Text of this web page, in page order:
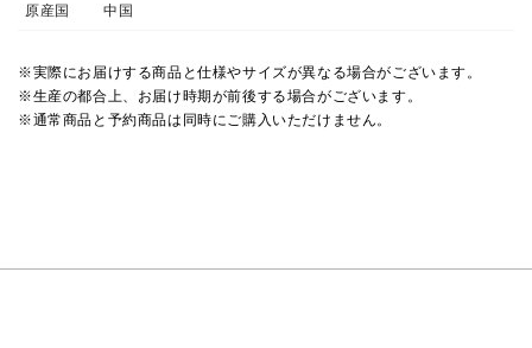
原産国 中国
※実際にお届けする商品と仕様やサイズが異なる場合がございます。
※生産の都合上、お届け時期が前後する場合がございます。
※通常商品と予約商品は同時にご購入いただけません。